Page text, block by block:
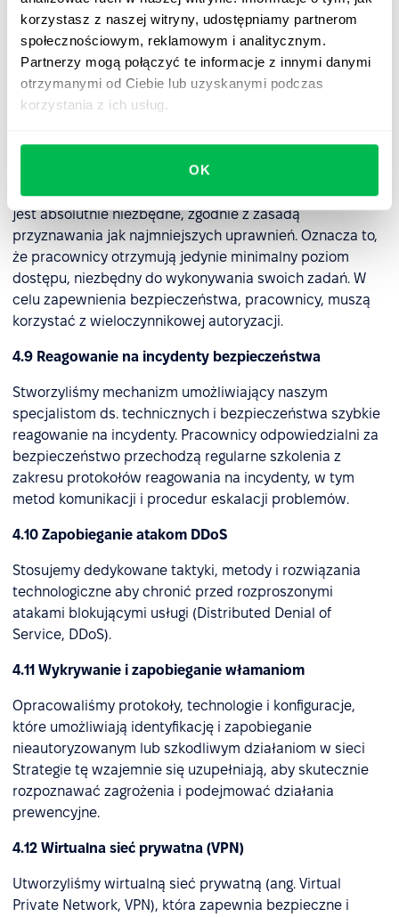
korzystasz z naszej witryny, udostępniamy partnerom
społecznościowym, reklamowym i analitycznym.
Partnerzy mogą połączyć te informacje z innymi danymi
otrzymanymi od Ciebie lub uzyskanymi podczas
korzystania z ich usług.
OK
identyfikacji, rozwiązania i minimalizowania skutków
incydentów bezpieczeństwa. Dzięki temu podejściu
skutecznie zarządzamy zagrożeniami, naruszeniami i
innymi problemami związanymi z bezpieczeństwem
informacji.
Dostęp do sieci produkcyjnej PeopleForce jest
ograniczony do osób, którym udostępnienie informacji
jest absolutnie niezbędne, zgodnie z zasadą
przyznawania jak najmniejszych uprawnień. Oznacza to,
że pracownicy otrzymują jedynie minimalny poziom
dostępu, niezbędny do wykonywania swoich zadań. W
celu zapewnienia bezpieczeństwa, pracownicy, muszą
korzystać z wieloczynnikowej autoryzacji.
4.9 Reagowanie na incydenty bezpieczeństwa
Stworzyliśmy mechanizm umożliwiający naszym
specjalistom ds. technicznych i bezpieczeństwa szybkie
reagowanie na incydenty. Pracownicy odpowiedzialni za
bezpieczeństwo przechodzą regularne szkolenia z
zakresu protokołów reagowania na incydenty, w tym
metod komunikacji i procedur eskalacji problemów.
4.10 Zapobieganie atakom DDoS
Stosujemy dedykowane taktyki, metody i rozwiązania
technologiczne aby chronić przed rozproszonymi
atakami blokującymi usługi (Distributed Denial of
Service, DDoS).
4.11 Wykrywanie i zapobieganie włamaniom
Opracowaliśmy protokoły, technologie i konfiguracje,
które umożliwiają identyfikację i zapobieganie
nieautoryzowanym lub szkodliwym działaniom w sieci
Strategie tę wzajemnie się uzupełniają, aby skutecznie
rozpoznawać zagrożenia i podejmować działania
prewencyjne.
4.12 Wirtualna sieć prywatna (VPN)
Utworzyliśmy wirtualną sieć prywatną (ang. Virtual
Private Network, VPN), która zapewnia bezpieczne i